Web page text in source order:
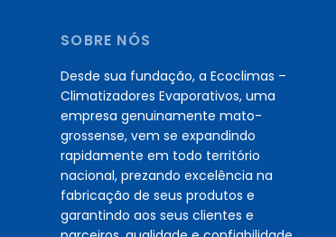
SOBRE NÓS
Desde sua fundação, a Ecoclimas –
Climatizadores Evaporativos, uma
empresa genuinamente mato-
grossense, vem se expandindo
rapidamente em todo território
nacional, prezando excelência na
fabricação de seus produtos e
garantindo aos seus clientes e